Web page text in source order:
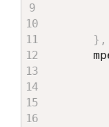
//
} ,